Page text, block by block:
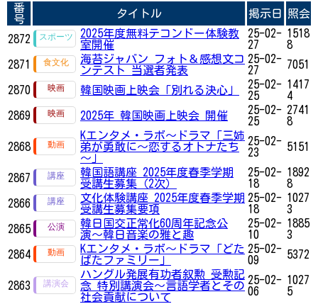
番
号
タイトル 掲示日 照会
2872
2025年度無料テコンドー体験教
室開催
25-02-
27
1518
8
2871
海苔ジャバン フォト＆感想文コ
ンテスト 当選者発表
25-02-
27
7051
2870 韓国映画上映会「別れる決心」
25-02-
25
1417
4
2869
2025年 韓国映画上映会 開催
25-02-
25
2741
8
2868
Kエンタメ・ラボ～ドラマ「三姉
弟が勇敢に～恋するオトナたち
～」
25-02-
23
5151
2867
韓国語講座 2025年度春季学期
受講生募集（2次）
25-02-
18
1892
8
2866
文化体験講座 2025年度春季学期
受講生募集要項
25-02-
18
1027
3
2865
韓日国交正常化60周年記念公
演〜韓日音楽の雅と趣
25-02-
10
1885
3
2864
Kエンタメ・ラボ～ドラマ「どた
ばたファミリー」
25-02-
09
5372
2863
ハングル発展有功者叙勲 受勲記
念 特別講演会〜言語学者とその
社会貢献について
25-02-
06
1027
5